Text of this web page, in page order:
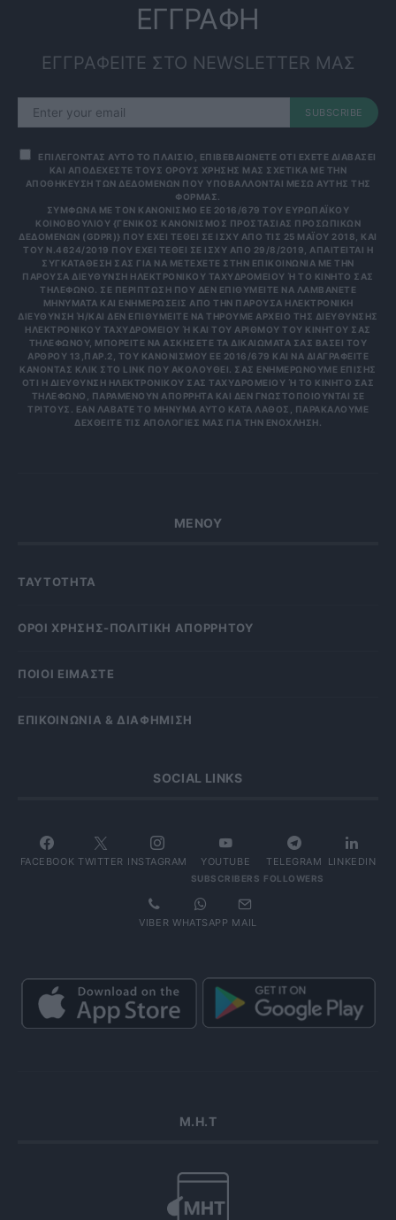
ΕΓΓΡΑΦΗ
ΕΓΓΡΑΦΕΙΤΕ ΣΤΟ NEWSLETTER ΜΑΣ
SUBSCRIBE
ΕΠΙΛΕΓΟΝΤΑΣ ΑΥΤΟ ΤΟ ΠΛΑΙΣΙΟ, ΕΠΙΒΕΒΑΙΩΝΕΤΕ ΟΤΙ ΕΧΕΤΕ ΔΙΑΒΑΣΕΙ
ΚΑΙ ΑΠΟΔΕΧΕΣΤΕ ΤΟΥΣ ΟΡΟΥΣ ΧΡΗΣΗΣ ΜΑΣ ΣΧΕΤΙΚΑ ΜΕ ΤΗΝ
ΑΠΟΘΗΚΕΥΣΗ ΤΩΝ ΔΕΔΟΜΕΝΩΝ ΠΟΥ ΥΠΟΒΑΛΛΟΝΤΑΙ ΜΕΣΩ ΑΥΤΗΣ ΤΗΣ
ΦΟΡΜΑΣ.
ΣΎΜΦΩΝΑ ΜΕ ΤΟΝ ΚΑΝΟΝΙΣΜΌ ΕΕ 2016/679 ΤΟΥ ΕΥΡΩΠΑΪΚΟΎ
ΚΟΙΝΟΒΟΥΛΊΟΥ {ΓΕΝΙΚΌΣ ΚΑΝΟΝΙΣΜΌΣ ΠΡΟΣΤΑΣΊΑΣ ΠΡΟΣΩΠΙΚΏΝ
ΔΕΔΟΜΈΝΩΝ (GDPR)} ΠΟΥ ΈΧΕΙ ΤΕΘΕΊ ΣΕ ΙΣΧΎ ΑΠΌ ΤΙΣ 25 ΜΑΪ́ΟΥ 2018, ΚΑΙ
ΤΟΥ Ν.4624/2019 ΠΟΥ ΈΧΕΙ ΤΕΘΕΊ ΣΕ ΙΣΧΎ ΑΠΌ 29/8/2019, ΑΠΑΙΤΕΊΤΑΙ Η
ΣΥΓΚΑΤΆΘΕΣΉ ΣΑΣ ΓΙΑ ΝΑ ΜΕΤΈΧΕΤΕ ΣΤΗΝ ΕΠΙΚΟΙΝΩΝΊΑ ΜΕ ΤΗΝ
ΠΑΡΟΎΣΑ ΔΙΕΎΘΥΝΣΗ ΗΛΕΚΤΡΟΝΙΚΟΎ ΤΑΧΥΔΡΟΜΕΊΟΥ Ή ΤΟ ΚΙΝΗΤΌ ΣΑΣ Τ
ΗΛΈΦΩΝΟ. ΣΕ ΠΕΡΊΠΤΩΣΗ ΠΟΥ ΔΕΝ ΕΠΙΘΥΜΕΊΤΕ ΝΑ ΛΑΜΒΆΝΕΤΕ Μ
ΗΝΎΜΑΤΑ ΚΑΙ ΕΝΗΜΕΡΏΣΕΙΣ ΑΠΌ ΤΗΝ ΠΑΡΟΎΣΑ ΗΛΕΚΤΡΟΝΙΚΉ Δ
ΙΕΎΘΥΝΣΗ Ή/ΚΑΙ ΔΕΝ ΕΠΙΘΥΜΕΊΤΕ ΝΑ ΤΗΡΟΎΜΕ ΑΡΧΕΊΟ ΤΗΣ ΔΙΕΎΘΥΝΣΗΣ ΗΛ
ΕΚΤΡΟΝΙΚΟΎ ΤΑΧΥΔΡΟΜΕΊΟΥ Ή ΚΑΙ ΤΟΥ ΑΡΙΘΜΟΎ ΤΟΥ ΚΙΝΗΤΟΎ ΣΑΣ ΤΗΛ
ΕΦΏΝΟΥ, ΜΠΟΡΕΊΤΕ ΝΑ ΑΣΚΉΣΕΤΕ ΤΑ ΔΙΚΑΙΏΜΑΤΆ ΣΑΣ ΒΆΣΕΙ ΤΟΥ ΆΡΘ
ΡΟΥ 13,ΠΑΡ.2, ΤΟΥ ΚΑΝΟΝΙΣΜΟΎ ΕΕ 2016/679 ΚΑΙ ΝΑ ΔΙΑΓΡΑΦΕΊΤΕ ΚΆΝ
ΟΝΤΑΣ ΚΛΙΚ ΣΤΟ LINK ΠΟΥ ΑΚΟΛΟΥΘΕΊ. ΣΑΣ ΕΝΗΜΕΡΏΝΟΥΜΕ ΕΠΊΣΗΣ ΌΤΙ
Η ΔΙΕΎΘΥΝΣΗ ΗΛΕΚΤΡΟΝΙΚΟΎ ΣΑΣ ΤΑΧΥΔΡΟΜΕΊΟΥ Ή ΤΟ ΚΙΝΗΤΌ ΣΑΣ ΤΗΛΈ
ΦΩΝΟ, ΠΑΡΑΜΈΝΟΥΝ ΑΠΌΡΡΗΤΑ ΚΑΙ ΔΕΝ ΓΝΩΣΤΟΠΟΙΟΎΝΤΑΙ ΣΕ ΤΡΊΤ
ΟΥΣ. ΕΆΝ ΛΆΒΑΤΕ ΤΟ ΜΉΝΥΜΑ ΑΥΤΌ ΚΑΤΆ ΛΆΘΟΣ, ΠΑΡΑΚΑΛΟΎΜΕ ΔΕΧΘ
ΕΊΤΕ ΤΙΣ ΑΠΟΛΟΓΊΕΣ ΜΑΣ ΓΙΑ ΤΗΝ ΕΝΌΧΛΗΣΗ.
ΜΕΝΟΥ
ΤΑΥΤΟΤΗΤΑ
OΡΟΙ ΧΡΗΣΗΣ-ΠΟΛΙΤΙΚΗ ΑΠΟΡΡΗΤΟΥ
ΠΟΙΟΙ ΕΙΜΑΣΤΕ
ΕΠΙΚΟΙΝΩΝΙΑ & ΔΙΑΦΗΜΙΣΗ
SOCIAL LINKS
FACEBOOK TWITTER INSTAGRAM YOUTUBE
SUBSCRIBERS
TELEGRAM
FOLLOWERS
LINKEDIN
VIBER WHATSAPP MAIL
Μ.Η.Τ